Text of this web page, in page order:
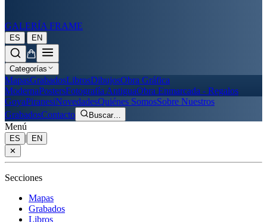
GALERÍA FRAME
ES | EN
Categorías
MapasGrabadosLibrosDibujosObra Gráfica
ModernaPostersFotografía AntiguaObra Enmarcada - Regalos
GoyaPiranesiNovedadesQuiénes SomosSobre Nuestros
GrabadosContacto Buscar…
Menú
ES |
EN
✕
Secciones
Mapas
Grabados
Libros